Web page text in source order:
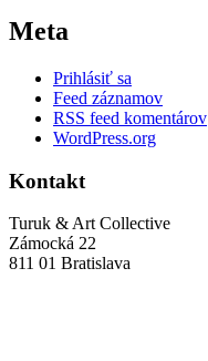
Meta
Prihlásiť sa
Feed záznamov
RSS feed komentárov
WordPress.org
Kontakt
Turuk & Art Collective
Zámocká 22
811 01 Bratislava